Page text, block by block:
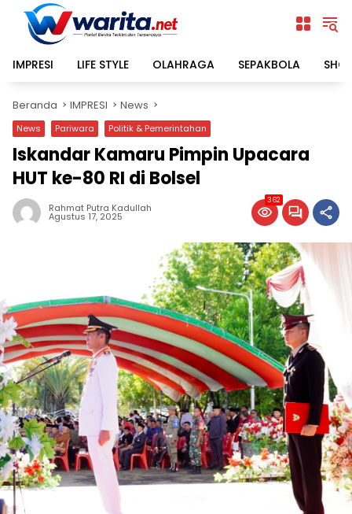
Langsung
konten
IMPRESI
LIFE STYLE OLAHRAGA SEPAKBOLA
Beranda IMPRESI News
News Pariwara Politik & Pemerintahan
Iskandar Kamaru Pimpin Upacara
HUT ke-80 RI di Bolsel
Rahmat Putra Kadullah
Agustus 17, 2025
362